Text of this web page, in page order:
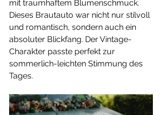
mit traumhaftem Blumenschmuck.
Dieses Brautauto war nicht nur stilvoll
und romantisch, sondern auch ein
absoluter Blickfang. Der Vintage-
Charakter passte perfekt zur
sommerlich-leichten Stimmung des
Tages.